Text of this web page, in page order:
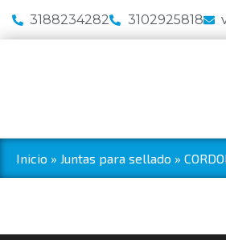
3188234282 3102925818
Inicio » Juntas para sellado »